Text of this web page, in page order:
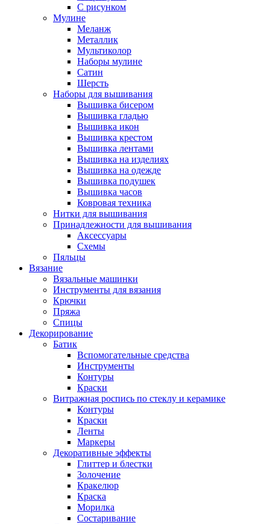
С рисунком
Мулине
Меланж
Металлик
Мультиколор
Наборы мулине
Сатин
Шерсть
Наборы для вышивания
Вышивка бисером
Вышивка гладью
Вышивка икон
Вышивка крестом
Вышивка лентами
Вышивка на изделиях
Вышивка на одежде
Вышивка подушек
Вышивка часов
Ковровая техника
Нитки для вышивания
Принадлежности для вышивания
Аксессуары
Схемы
Пяльцы
Вязание
Вязальные машинки
Инструменты для вязания
Крючки
Пряжа
Спицы
Декорирование
Батик
Вспомогательные средства
Инструменты
Контуры
Краски
Витражная роспись по стеклу и керамике
Контуры
Краски
Ленты
Маркеры
Декоративные эффекты
Глиттер и блестки
Золочение
Кракелюр
Краска
Морилка
Состаривание